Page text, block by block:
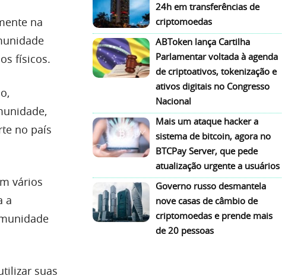
na
físicos.
no país
vários
a
suas
24h em transferências de
criptomoedas
ABToken lança Cartilha
Parlamentar voltada à agenda
de criptoativos, tokenização e
ativos digitais no Congresso
Nacional
Mais um ataque hacker a
sistema de bitcoin, agora no
BTCPay Server, que pede
atualização urgente a usuários
Governo russo desmantela
nove casas de câmbio de
criptomoedas e prende mais
de 20 pessoas